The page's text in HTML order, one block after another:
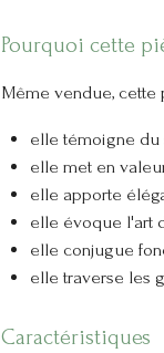
Pourquoi cette
Même vendue,
elle témoigne du
elle met en
elle apporte
elle évoque l'art
elle conjugue
elle traverse les
Caractéristiques